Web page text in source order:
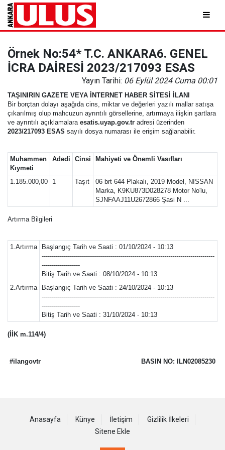
Örnek No:54* T.C. ANKARA6. GENEL
İCRA DAİRESİ 2023/217093 ESAS
Yayın Tarihi: 06 Eylül 2024 Cuma 00:01
TAŞINIRIN GAZETE VEYA İNTERNET HABER SİTESİ İLANI
Bir borçtan dolayı aşağıda cins, miktar ve değerleri yazılı mallar satışa
çıkarılmış olup mahcuzun ayrıntılı görsellerine, artırmaya ilişkin şartlara
ve ayrıntılı açıklamalara esatis.uyap.gov.tr adresi üzerinden
2023/217093 ESAS sayılı dosya numarası ile erişim sağlanabilir.
Muhammen
Kıymeti
Adedi Cinsi Mahiyeti ve Önemli Vasıfları
1.185.000,00 1 Taşıt
06 brt 644 Plakalı, 2019 Model, NISSAN
Marka, K9KU873D028278 Motor No'lu,
SJNFAAJ11U2672866 Şasi N ...
Artırma Bilgileri
1.Artırma
Başlangıç Tarih ve Saati : 01/10/2024 - 10:13
--------------------------------------------------------------------------------------
-------------------
Bitiş Tarih ve Saati : 08/10/2024 - 10:13
2.Artırma
Başlangıç Tarih ve Saati : 24/10/2024 - 10:13
--------------------------------------------------------------------------------------
-------------------
Bitiş Tarih ve Saati : 31/10/2024 - 10:13
(İİK m.114/4)
#ilangovtr BASIN NO: ILN02085230
Anasayfa Künye İletişim
Gizlilik İlkeleri
Sitene Ekle